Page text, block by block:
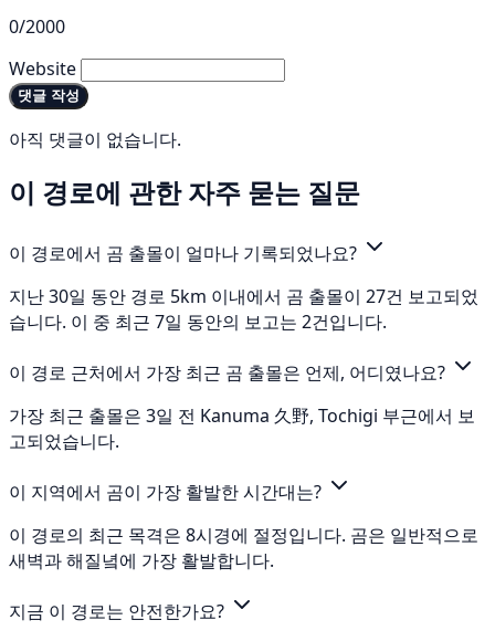
0/2000
Website
댓글 작성
아직 댓글이 없습니다.
이 경로에 관한 자주 묻는 질문
이 경로에서 곰 출몰이 얼마나 기록되었나요?
지난 30일 동안 경로 5km 이내에서 곰 출몰이 27건 보고되었
습니다. 이 중 최근 7일 동안의 보고는 2건입니다.
이 경로 근처에서 가장 최근 곰 출몰은 언제, 어디였나요?
가장 최근 출몰은 3일 전 Kanuma 久野, Tochigi 부근에서 보
고되었습니다.
이 지역에서 곰이 가장 활발한 시간대는?
이 경로의 최근 목격은 8시경에 절정입니다. 곰은 일반적으로
새벽과 해질녘에 가장 활발합니다.
지금 이 경로는 안전한가요?